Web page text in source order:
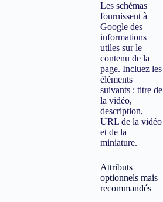
Les schémas
fournissent à
Google des
informations
utiles sur le
contenu de la
page. Incluez les
éléments
suivants : titre de
la vidéo,
description,
URL de la vidéo
et de la
miniature.
Attributs
optionnels mais
recommandés